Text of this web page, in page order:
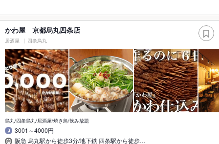
かわ屋 京都烏丸四条店
居酒屋 四条烏丸
烏丸/四条烏丸/居酒屋/焼き鳥/飲み放題
3001～4000円
阪急 烏丸駅から徒歩3分/地下鉄 四条駅から徒歩…